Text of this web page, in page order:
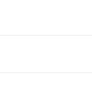
Heizkreisverteiler